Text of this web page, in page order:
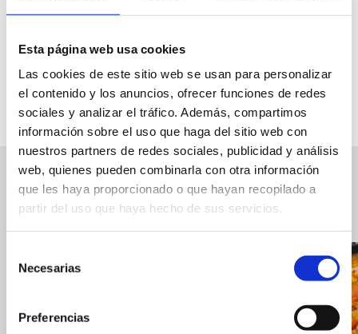
Esta página web usa cookies
Las cookies de este sitio web se usan para personalizar
el contenido y los anuncios, ofrecer funciones de redes
sociales y analizar el tráfico. Además, compartimos
información sobre el uso que haga del sitio web con
nuestros partners de redes sociales, publicidad y análisis
web, quienes pueden combinarla con otra información
que les haya proporcionado o que hayan recopilado a
partir del uso que haya hecho de sus servicios.
Necesarias
Preferencias
cada producto y mantener vivas las costumbres de
siempre.
RECETARIO
Otras recetas